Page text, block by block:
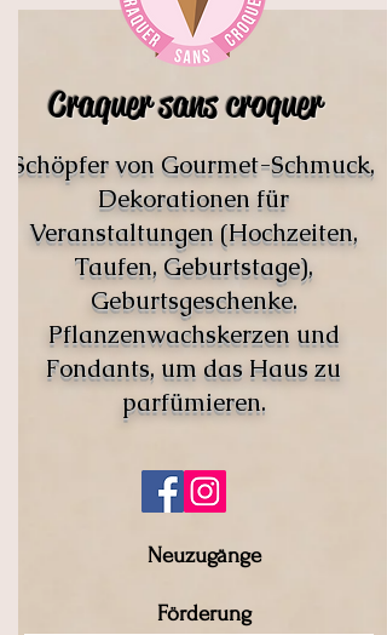
Craquer sans croquer
Schöpfer von Gourmet-Schmuck,
Dekorationen für
Veranstaltungen (Hochzeiten,
Taufen, Geburtstage),
Geburtsgeschenke.
Pflanzenwachskerzen und
Fondants, um das Haus zu
parfümieren.
Neuzugänge
Förderung